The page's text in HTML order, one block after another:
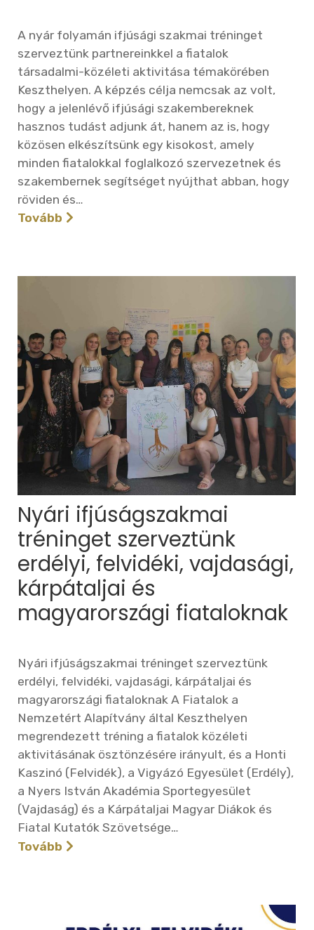
A nyár folyamán ifjúsági szakmai tréninget
szerveztünk partnereinkkel a fiatalok
társadalmi-közéleti aktivitása témakörében
Keszthelyen. A képzés célja nemcsak az volt,
hogy a jelenlévő ifjúsági szakembereknek
hasznos tudást adjunk át, hanem az is, hogy
közösen elkészítsünk egy kisokost, amely
minden fiatalokkal foglalkozó szervezetnek és
szakembernek segítséget nyújthat abban, hogy
röviden és…
Tovább
Nyári ifjúságszakmai
tréninget szerveztünk
erdélyi, felvidéki, vajdasági,
kárpátaljai és
magyarországi fiataloknak
Nyári ifjúságszakmai tréninget szerveztünk
erdélyi, felvidéki, vajdasági, kárpátaljai és
magyarországi fiataloknak A Fiatalok a
Nemzetért Alapítvány által Keszthelyen
megrendezett tréning a fiatalok közéleti
aktivitásának ösztönzésére irányult, és a Honti
Kaszinó (Felvidék), a Vigyázó Egyesület (Erdély),
a Nyers István Akadémia Sportegyesület
(Vajdaság) és a Kárpátaljai Magyar Diákok és
Fiatal Kutatók Szövetsége…
Tovább